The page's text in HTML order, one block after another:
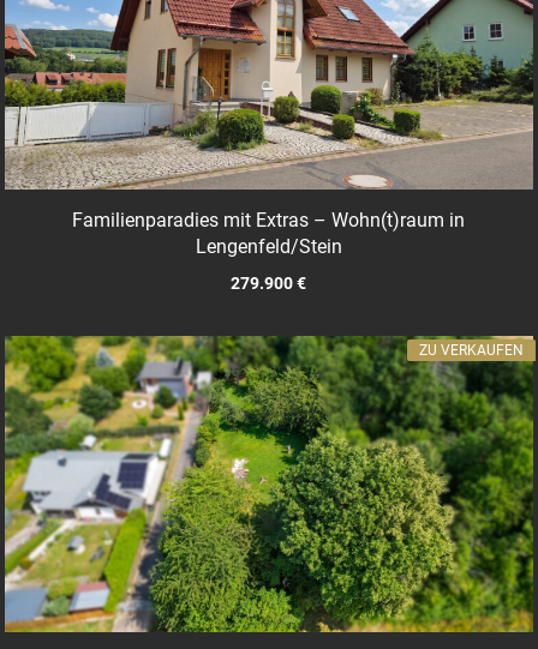
Familienparadies mit Extras – Wohn(t)raum in
Lengenfeld/Stein
279.900 €
ZU VERKAUFEN